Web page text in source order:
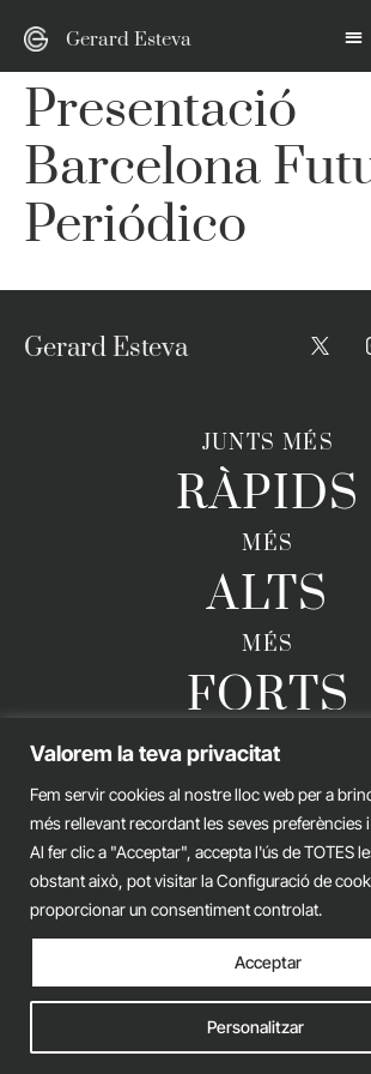
Valorem la teva privacitat
Fem servir cookies al nostre lloc web per a
més rellevant recordant les seves preferències
Al fer clic a "Acceptar", accepta l'ús de TOTES
obstant això, pot visitar la Configuració de
proporcionar un consentiment controlat.
Personalitzar
Acceptar
Gerard Esteva
Presentació
Barcelona
Periódico
Gerard Esteva
JUNTS MÉS
RÀPIDS
MÉS
ALTS
MÉS
FORTS
GERARD ESTEVA © 2026. TOTS ELS DRETS
Avís legalPolítica de privacitat Política de
iònic.web